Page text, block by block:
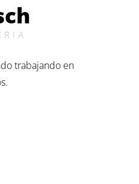
trabajando en